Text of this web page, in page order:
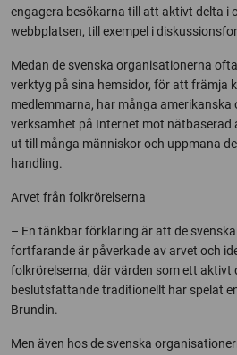
engagera besökarna till att aktivt delta i
webbplatsen, till exempel i
Medan de svenska organisationerna
verktyg på sina hemsidor, för att främja
medlemmarna, har många
verksamhet på Internet mot
ut till många människor och uppmana
handling.
Arvet från folkrörelserna
– En tänkbar förklaring är att de
fortfarande är påverkade av arvet och
folkrörelserna, där värden som ett aktivt
beslutsfattande traditionellt har spelat
Brundin.
Men även hos de svenska